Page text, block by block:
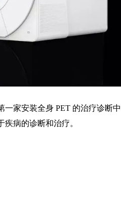
一家安装全身 PET 的治疗诊断中
病的诊断和治疗。